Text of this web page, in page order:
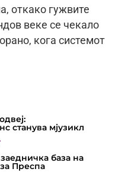
откако гужвите
веке се чекало
кога системот
станува мјузикл
база на
Преспа